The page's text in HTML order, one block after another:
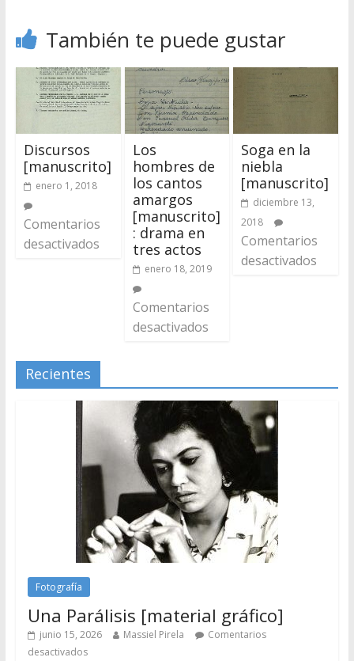
También te puede gustar
Discursos
[manuscrito]
enero 1, 2018
Comentarios
desactivados
Los
hombres de
los cantos
amargos
[manuscrito]
: drama en
tres actos
enero 18, 2019
Comentarios
desactivados
Soga en la
niebla
[manuscrito]
diciembre 13,
2018
Comentarios
desactivados
Recientes
Fotografía
Una Parálisis [material gráfico]
junio 15, 2026 Massiel Pirela
Comentarios
desactivados